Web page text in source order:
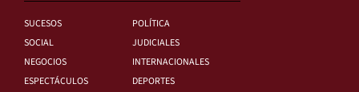
SUCESOS
POLÍTICA
SOCIAL
JUDICIALES
NEGOCIOS
INTERNACIONALES
ESPECTÁCULOS
DEPORTES